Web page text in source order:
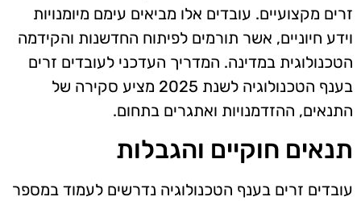
זרים מקצועיים. עובדים אלו מביאים עימם מיומנויות
וידע חיוניים, אשר תורמים לפיתוח החדשנות והקידמה
הטכנולוגית במדינה. המדריך העדכני לעובדים זרים
בענף הטכנולוגיה לשנת 2025 מציע סקירה של
התנאים, ההזדמנויות ואתגרים בתחום.
תנאים חוקיים והגבלות
עובדים זרים בענף הטכנולוגיה נדרשים לעמוד במספר